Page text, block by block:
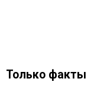
Только факты